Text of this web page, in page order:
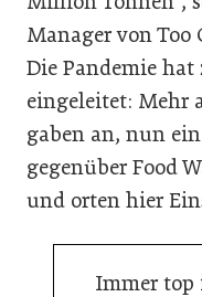
Manager von Too
Die Pandemie
eingeleitet: Mehr
gaben an, nun
gegenüber Food
und orten hier
Immer top